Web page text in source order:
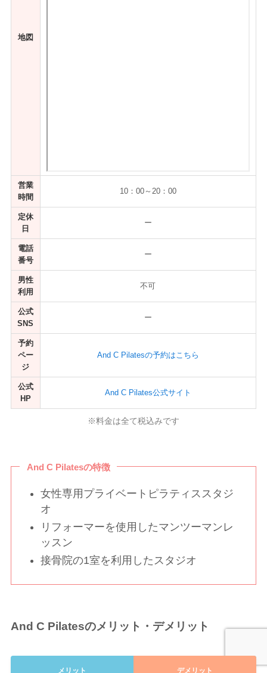
地図
営業
時間
10：00～20：00
定休
日
ー
電話
番号
ー
男性
利用
不可
公式
SNS
ー
予約
ペー
ジ
And C Pilatesの予約はこちら
公式
HP
And C Pilates公式サイト
※料金は全て税込みです
And C Pilatesの特徴
女性専用プライベートピラティススタジ
オ
リフォーマーを使用したマンツーマンレ
ッスン
接骨院の1室を利用したスタジオ
And C Pilatesのメリット・デメリット
メリット デメリット